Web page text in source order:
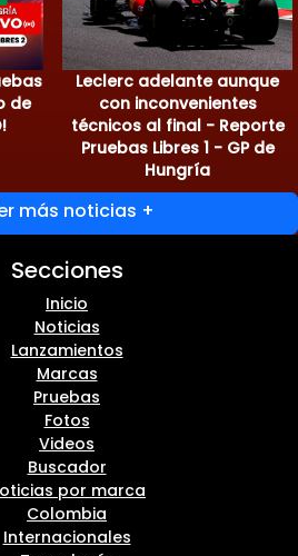
de
Leclerc adelante aunque
con inconvenientes
técnicos al final - Reporte
Pruebas Libres 1 - GP de
Hungría
más noticias +
Secciones
Inicio
Noticias
Lanzamientos
Marcas
Pruebas
Fotos
Videos
Buscador
por marca
Colombia
Internacionales